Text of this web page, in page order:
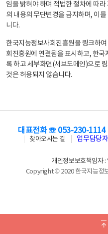
임을 밝혀야 하며 적법한 절차에 따
의 내용의 무단변경을 금지하며, 이
니다.
한국지능정보사회진흥원을 링크하
회진흥원에 연결됨을 표시하고, 한
록 하고 세부화면(서브도메인)으로
것은 허용되지 않습니다.
대표전화 ☏ 053-230-1114
찾아오시는 길
업무담당
개인정보보호책임자
Copyright © 2020 한국지능정